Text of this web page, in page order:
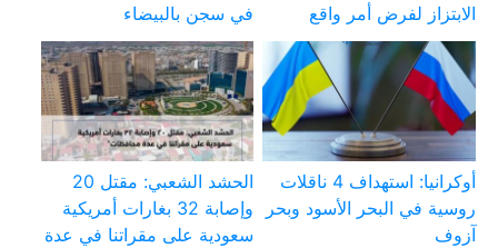
الابتزاز لفرض أمر واقع
في سجن بالبيضاء
أوكرانيا: استهداف 4 ناقلات
روسية في البحر الأسود وبحر
آزوف
الحشد الشعبي: مقتل 20
وإصابة 32 بغارات أمريكية
سعودية على مقراتنا في عدة